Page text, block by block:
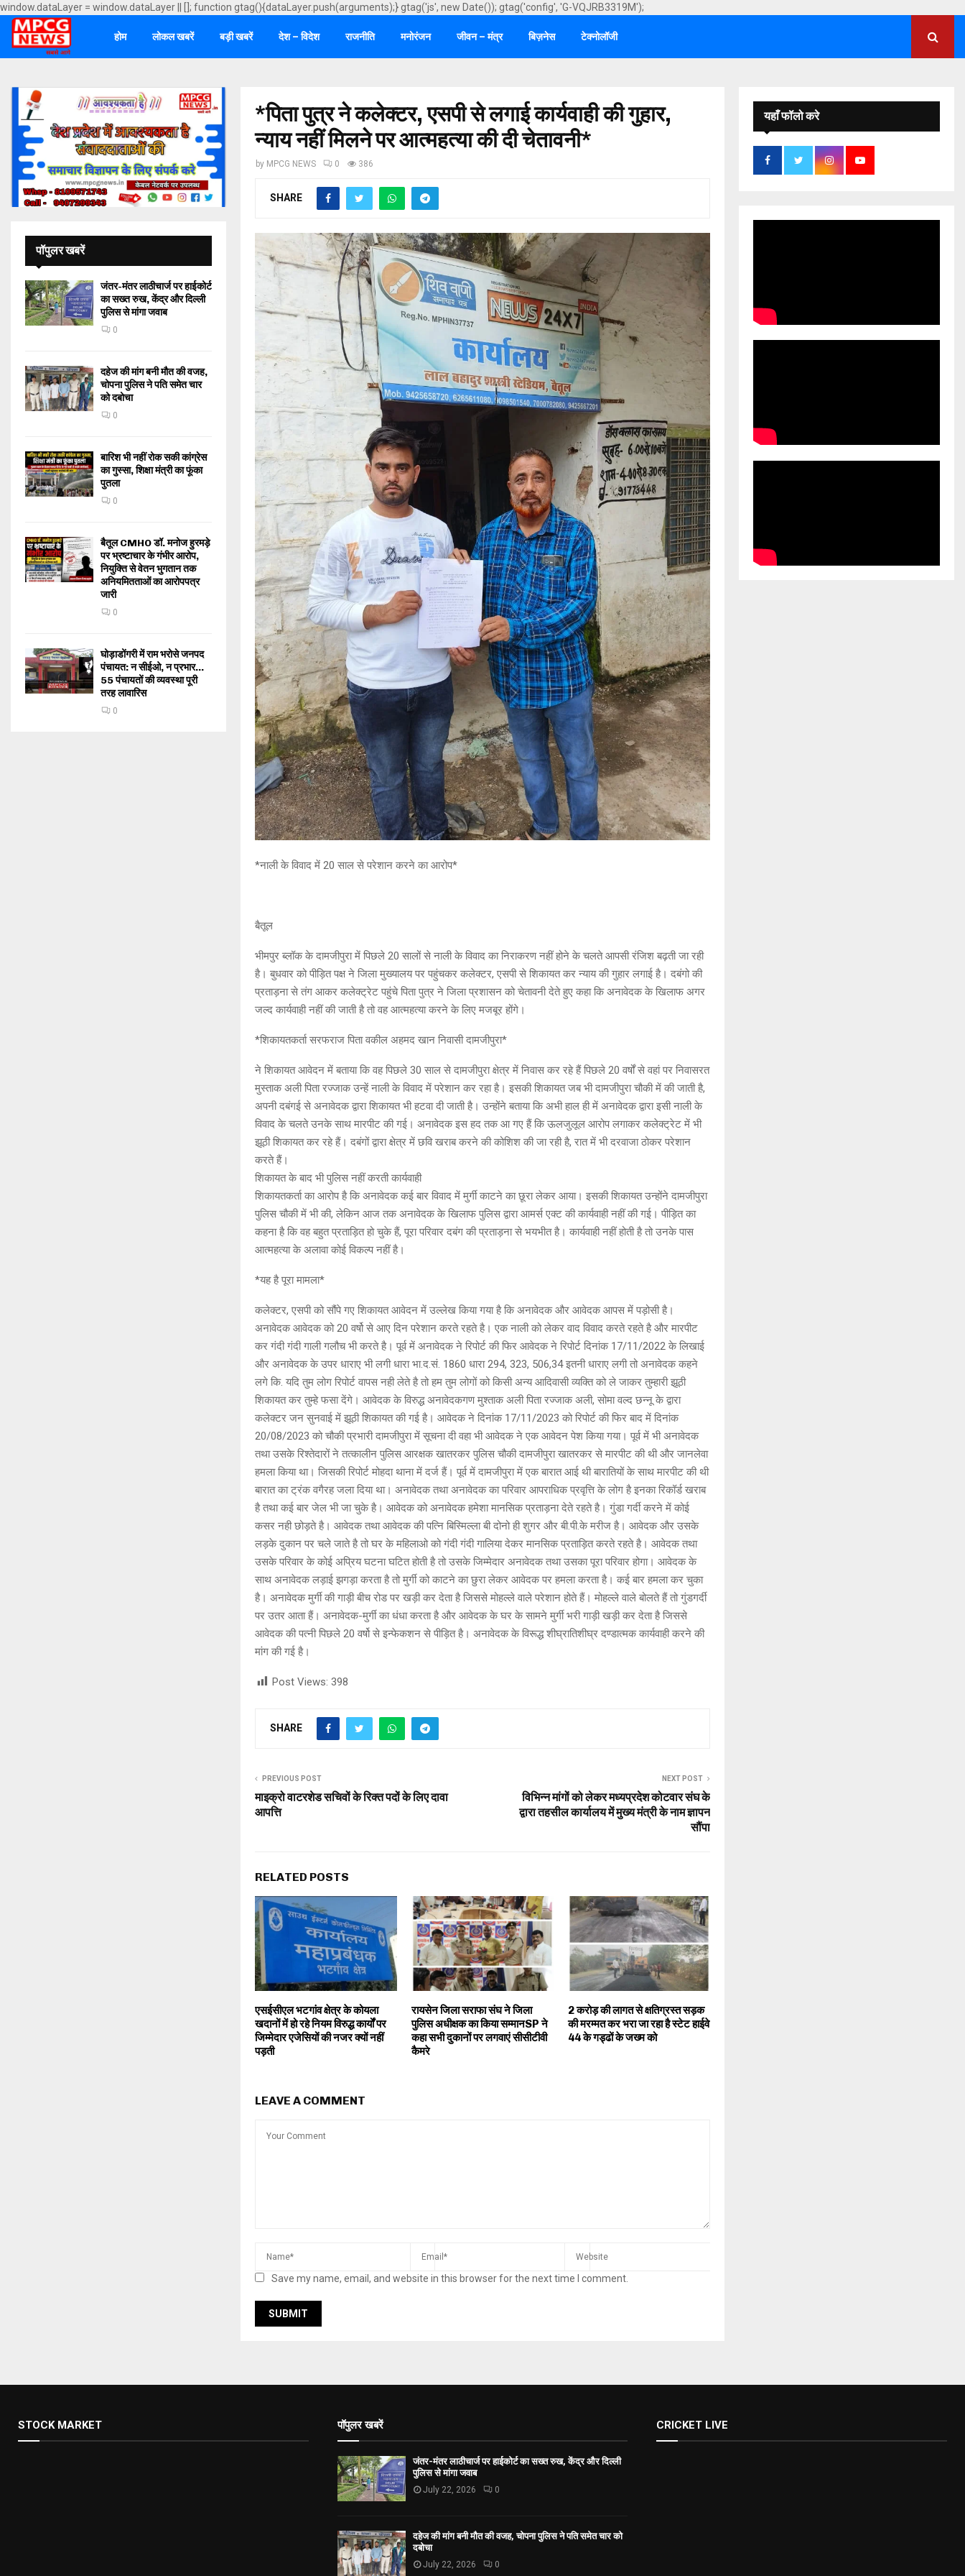
window.dataLayer = window.dataLayer || []; function gtag(){dataLayer.push(arguments);} gtag('js', new Date()); gtag('config', 'G-VQJRB3319M');
होम लोकल खबरें बड़ी खबरें देश – विदेश राजनीति मनोरंजन जीवन – मंत्र बिज़नेस टेक्नोलॉजी
*पिता पुत्र ने कलेक्टर, एसपी से लगाई कार्यवाही की गुहार,
न्याय नहीं मिलने पर आत्महत्या की दी चेतावनी*
by MPCG NEWS 0 386
SHARE
*नाली के विवाद में 20 साल से परेशान करने का आरोप*
बैतूल
भीमपुर ब्लॉक के दामजीपुरा में पिछले 20 सालों से नाली के विवाद का निराकरण नहीं होने के चलते आपसी रंजिश बढ़ती जा रही
है। बुधवार को पीड़ित पक्ष ने जिला मुख्यालय पर पहुंचकर कलेक्टर, एसपी से शिकायत कर न्याय की गुहार लगाई है। दबंगो की
प्रताड़ना से तंग आकर कलेक्ट्रेट पहुंचे पिता पुत्र ने जिला प्रशासन को चेतावनी देते हुए कहा कि अनावेदक के खिलाफ अगर
जल्द कार्यवाही नहीं की जाती है तो वह आत्महत्या करने के लिए मजबूर होंगे।
*शिकायतकर्ता सरफराज पिता वकील अहमद खान निवासी दामजीपुरा*
ने शिकायत आवेदन में बताया कि वह पिछले 30 साल से दामजीपुरा क्षेत्र में निवास कर रहे हैं पिछले 20 वर्षों से वहां पर निवासरत
मुस्ताक अली पिता रज्जाक उन्हें नाली के विवाद में परेशान कर रहा है। इसकी शिकायत जब भी दामजीपुरा चौकी में की जाती है,
अपनी दबंगई से अनावेदक द्वारा शिकायत भी हटवा दी जाती है। उन्होंने बताया कि अभी हाल ही में अनावेदक द्वारा इसी नाली के
विवाद के चलते उनके साथ मारपीट की गई। अनावेदक इस हद तक आ गए हैं कि ऊलजुलूल आरोप लगाकर कलेक्ट्रेट में भी
झूठी शिकायत कर रहे हैं। दबंगों द्वारा क्षेत्र में छवि खराब करने की कोशिश की जा रही है, रात में भी दरवाजा ठोकर परेशान
करते हैं।
शिकायत के बाद भी पुलिस नहीं करती कार्यवाही
शिकायतकर्ता का आरोप है कि अनावेदक कई बार विवाद में मुर्गी काटने का छूरा लेकर आया। इसकी शिकायत उन्होंने दामजीपुरा
पुलिस चौकी में भी की, लेकिन आज तक अनावेदक के खिलाफ पुलिस द्वारा आमर्स एक्ट की कार्यवाही नहीं की गई। पीड़ित का
कहना है कि वह बहुत प्रताड़ित हो चुके हैं, पूरा परिवार दबंग की प्रताड़ना से भयभीत है। कार्यवाही नहीं होती है तो उनके पास
आत्महत्या के अलावा कोई विकल्प नहीं है।
*यह है पूरा मामला*
कलेक्टर, एसपी को सौंपे गए शिकायत आवेदन में उल्लेख किया गया है कि अनावेदक और आवेदक आपस में पड़ोसी है।
अनावेदक आवेदक को 20 वर्षो से आए दिन परेशान करते रहते है। एक नाली को लेकर वाद विवाद करते रहते है और मारपीट
कर गंदी गंदी गाली गलौच भी करते है। पूर्व में अनावेदक ने रिपोर्ट की फिर आवेदक ने रिपोर्ट दिनांक 17/11/2022 के लिखाई
और अनावेदक के उपर धाराए भी लगी धारा भा.द.सं. 1860 धारा 294, 323, 506,34 इतनी धाराए लगी तो अनावेदक कहने
लगे कि. यदि तुम लोग रिपोर्ट वापस नही लेते है तो हम तुम लोगों को किसी अन्य आदिवासी व्यक्ति को ले जाकर तुम्हारी झूठी
शिकायत कर तुम्हे फसा देंगे। आवेदक के विरुद्ध अनावेदकगण मुश्ताक अली पिता रज्जाक अली, सोमा वल्द छन्नू के द्वारा
कलेक्टर जन सुनवाई में झूठी शिकायत की गई है। आवेदक ने दिनांक 17/11/2023 को रिपोर्ट की फिर बाद में दिनांक
20/08/2023 को चौकी प्रभारी दामजीपुरा में सूचना दी वहा भी आवेदक ने एक आवेदन पेश किया गया। पूर्व में भी अनावेदक
तथा उसके रिश्तेदारों ने तत्कालीन पुलिस आरक्षक खातरकर पुलिस चौकी दामजीपुरा खातरकर से मारपीट की थी और जानलेवा
हमला किया था। जिसकी रिपोर्ट मोहदा थाना में दर्ज हैं। पूर्व में दामजीपुरा में एक बारात आई थी बारातियों के साथ मारपीट की थी
बारात का ट्रंक वगैरह जला दिया था। अनावेदक तथा अनावेदक का परिवार आपराधिक प्रवृत्ति के लोग है इनका रिकॉर्ड खराब
है तथा कई बार जेल भी जा चुके है। आवेदक को अनावेदक हमेशा मानसिक प्रताड़ना देते रहते है। गुंडा गर्दी करने में कोई
कसर नही छोड़ते है। आवेदक तथा आवेदक की पत्नि बिस्मिल्ला बी दोनो ही शुगर और बी.पी.के मरीज है। आवेदक और उसके
लड़के दुकान पर चले जाते है तो घर के महिलाओ को गंदी गंदी गालिया देकर मानसिक प्रताड़ित करते रहते है। आवेदक तथा
उसके परिवार के कोई अप्रिय घटना घटित होती है तो उसके जिम्मेदार अनावेदक तथा उसका पूरा परिवार होगा। आवेदक के
साथ अनावेदक लड़ाई झगड़ा करता है तो मुर्गी को काटने का छुरा लेकर आवेदक पर हमला करता है। कई बार हमला कर चुका
है। अनावेदक मुर्गी की गाड़ी बीच रोड पर खड़ी कर देता है जिससे मोहल्ले वाले परेशान होते हैं। मोहल्ले वाले बोलते हैं तो गुंडगर्दी
पर उतर आता हैं। अनावेदक-मुर्गी का धंधा करता है और आवेदक के घर के सामने मुर्गी भरी गाड़ी खड़ी कर देता है जिससे
आवेदक की पत्नी पिछले 20 वर्षो से इन्फेकशन से पीड़ित है। अनावेदक के विरूद्ध शीघ्रातिशीघ्र दण्डात्मक कार्यवाही करने की
मांग की गई है।
Post Views: 398
SHARE
PREVIOUS POST
माइक्रो वाटरशेड सचिवों के रिक्त पदों के लिए दावा
आपत्ति
NEXT POST
विभिन्न मांगों को लेकर मध्यप्रदेश कोटवार संघ के
द्वारा तहसील कार्यालय में मुख्य मंत्री के नाम ज्ञापन
सौंपा
RELATED POSTS
एसईसीएल भटगांव क्षेत्र के कोयला
खदानों में हो रहे नियम विरुद्ध कार्यों पर
जिम्मेदार एजेसियों की नजर क्यों नहीं
पड़ती
रायसेन जिला सराफा संघ ने जिला
पुलिस अधीक्षक का किया सम्मानSP ने
कहा सभी दुकानों पर लगवाएं सीसीटीवी
कैमरे
2 करोड़ की लागत से क्षतिग्रस्त सड़क
की मरम्मत कर भरा जा रहा है स्टेट हाईवे
44 के गड्ढों के जख्म को
LEAVE A COMMENT
Save my name, email, and website in this browser for the next time I comment.
पॉपुलर खबरें
जंतर-मंतर लाठीचार्ज पर हाईकोर्ट
का सख्त रुख, केंद्र और दिल्ली
पुलिस से मांगा जवाब
0
दहेज की मांग बनी मौत की वजह,
चोपना पुलिस ने पति समेत चार
को दबोचा
0
बारिश भी नहीं रोक सकी कांग्रेस
का गुस्सा, शिक्षा मंत्री का फूंका
पुतला
0
बैतूल CMHO डॉ. मनोज हुरमड़े
पर भ्रष्टाचार के गंभीर आरोप,
नियुक्ति से वेतन भुगतान तक
अनियमितताओं का आरोपपत्र
जारी
0
घोड़ाडोंगरी में राम भरोसे जनपद
पंचायत: न सीईओ, न प्रभार…
55 पंचायतों की व्यवस्था पूरी
तरह लावारिस
0
यहाँ फॉलो करे
STOCK MARKET पॉपुलर खबरें
जंतर-मंतर लाठीचार्ज पर हाईकोर्ट का सख्त रुख, केंद्र और दिल्ली
पुलिस से मांगा जवाब
July 22, 2026 0
दहेज की मांग बनी मौत की वजह, चोपना पुलिस ने पति समेत चार को
दबोचा
July 22, 2026 0
CRICKET LIVE